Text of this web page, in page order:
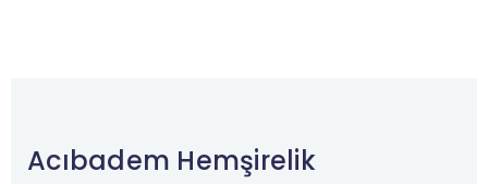
Acıbadem Hemşirelik